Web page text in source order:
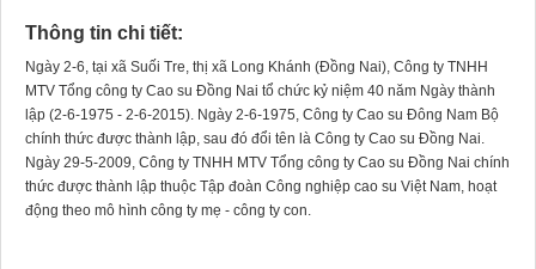
Thông tin chi tiết:
Ngày 2-6, tại xã Suối Tre, thị xã Long Khánh (Đồng Nai), Công ty TNHH
MTV Tổng công ty Cao su Đồng Nai tổ chức kỷ niệm 40 năm Ngày thành
lập (2-6-1975 - 2-6-2015). Ngày 2-6-1975, Công ty Cao su Đông Nam Bộ
chính thức được thành lập, sau đó đổi tên là Công ty Cao su Đồng Nai.
Ngày 29-5-2009, Công ty TNHH MTV Tổng công ty Cao su Đồng Nai chính
thức được thành lập thuộc Tập đoàn Công nghiệp cao su Việt Nam, hoạt
động theo mô hình công ty mẹ - công ty con.